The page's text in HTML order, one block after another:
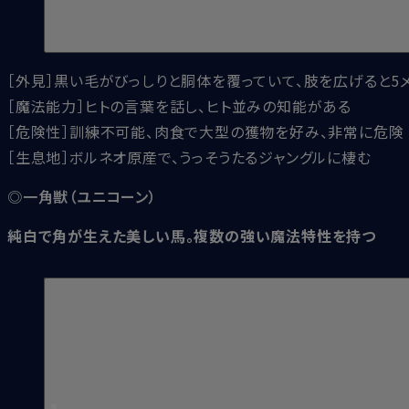
［外見］黒い毛がびっしりと胴体を覆っていて、肢を広げると5
［魔法能力］ヒトの言葉を話し、ヒト並みの知能がある
［危険性］訓練不可能、肉食で大型の獲物を好み、非常に危険
［生息地］ボルネオ原産で、うっそうたるジャングルに棲む
◎一角獣（ユニコーン）
純白で角が生えた美しい馬。複数の強い魔法特性を持つ